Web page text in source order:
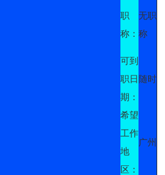
职
称：
无职
称
可到
职日
期：
随时
希望
工作
地
区：
广州